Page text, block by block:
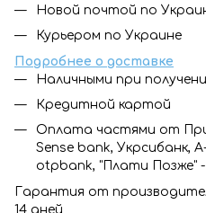
Новой почтой по
Курьером по Украине
Подробнее о доставке
Наличными при
Кредитной картой
Оплата частями от
Sense bank, Укрсибанк,
otpbank, "Плати Позже"
Гарантия от
14 дней